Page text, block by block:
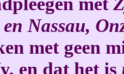
Nassau,
met geen
en dat het is